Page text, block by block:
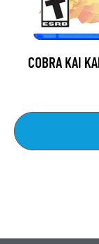
COBRA KAI